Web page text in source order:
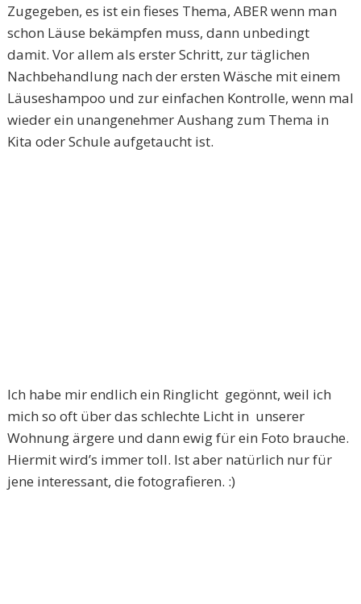
Zugegeben, es ist ein fieses Thema, ABER wenn man
schon Läuse bekämpfen muss, dann unbedingt
damit. Vor allem als erster Schritt, zur täglichen
Nachbehandlung nach der ersten Wäsche mit einem
Läuseshampoo und zur einfachen Kontrolle, wenn mal
wieder ein unangenehmer Aushang zum Thema in
Kita oder Schule aufgetaucht ist.
Ich habe mir endlich ein Ringlicht gegönnt, weil ich
mich so oft über das schlechte Licht in unserer
Wohnung ärgere und dann ewig für ein Foto brauche.
Hiermit wird’s immer toll. Ist aber natürlich nur für
jene interessant, die fotografieren. :)